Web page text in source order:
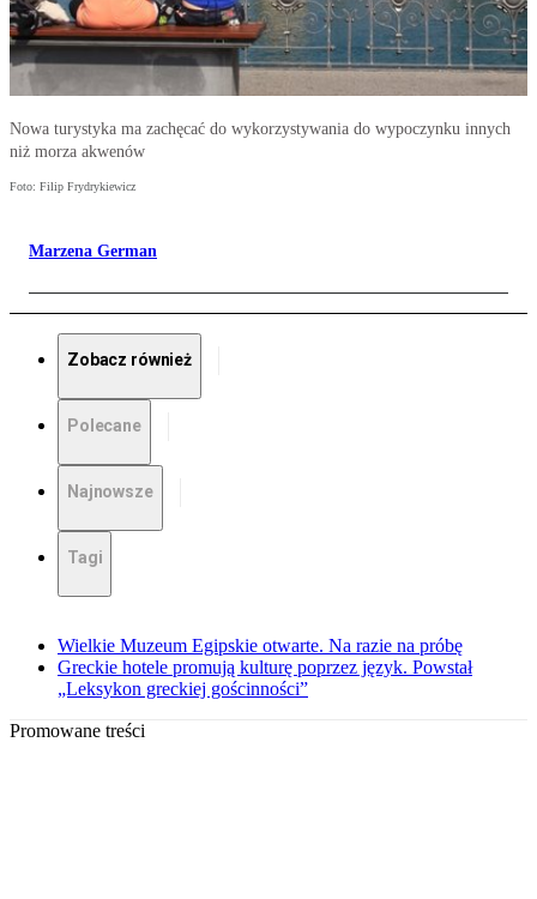
Nowa turystyka ma zachęcać do wykorzystywania do wypoczynku innych
niż morza akwenów
Foto: Filip Frydrykiewicz
Marzena German
Zobacz również
Polecane
Najnowsze
Tagi
Wielkie Muzeum Egipskie otwarte. Na razie na próbę
Greckie hotele promują kulturę poprzez język. Powstał
„Leksykon greckiej gościnności”
Promowane treści